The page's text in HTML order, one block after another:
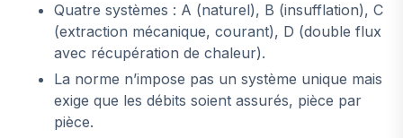
Quatre systèmes : A (naturel), B (insufflation), C
(extraction mécanique, courant), D (double flux
avec récupération de chaleur).
La norme n’impose pas un système unique mais
exige que les débits soient assurés, pièce par
pièce.